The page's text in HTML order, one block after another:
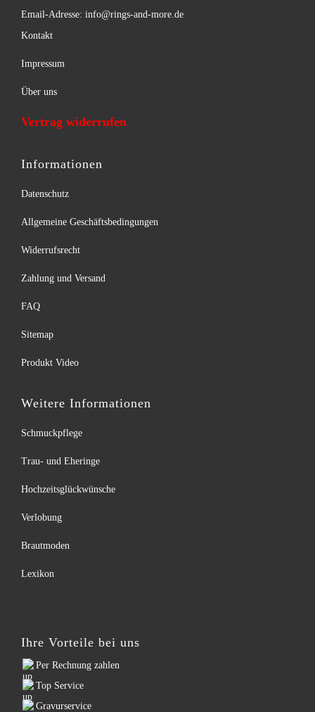
Email-Adresse: info@rings-and-more.de
Kontakt
Impressum
Über uns
Vertrag widerrufen
Informationen
Datenschutz
Allgemeine Geschäftsbedingungen
Widerrufsrecht
Zahlung und Versand
FAQ
Sitemap
Produkt Video
Weitere Informationen
Schmuckpflege
Trau- und Eheringe
Hochzeitsglückwünsche
Verlobung
Brautmoden
Lexikon
Ihre Vorteile bei uns
Per Rechnung zahlen
Top Service
Gravurservice